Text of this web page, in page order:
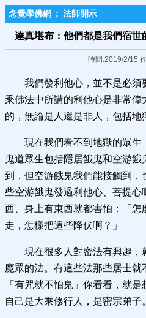
念覺學佛網 : 法師開示
達真堪布：他們都是我們宿
時間:2019/2/15
我們發利他心，並不是必須
乘佛法中所講的利他心是非常
的，無論是人還是非人，包括地
現在我們看不到地獄的眾
鬼道眾生包括隱居餓鬼和空游
到，但空游餓鬼我們能接觸到
些空游餓鬼發過利他心、菩提心
西、身上有東西就都害怕：「怎
走，怎樣把這些降伏啊？」
現在很多人對密法有興趣，
魔眾的法。有這些法那些居士
「有咒就不怕鬼」你看看，就
自己是大乘修行人，是密宗弟子。